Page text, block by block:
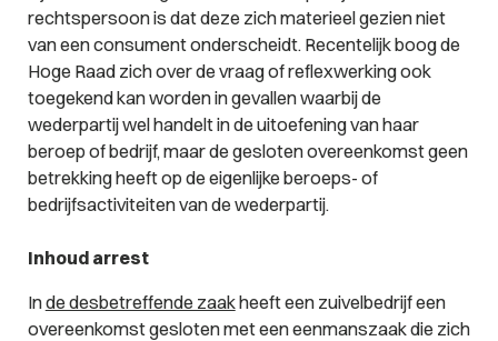
rechtspersoon is dat deze zich materieel gezien niet
van een consument onderscheidt. Recentelijk boog de
Hoge Raad zich over de vraag of reflexwerking ook
toegekend kan worden in gevallen waarbij de
wederpartij wel handelt in de uitoefening van haar
beroep of bedrijf, maar de gesloten overeenkomst geen
betrekking heeft op de eigenlijke beroeps- of
bedrijfsactiviteiten van de wederpartij.
Inhoud arrest
Inde desbetreffende zaakheeft een zuivelbedrijf een
overeenkomst gesloten met een eenmanszaak die zich